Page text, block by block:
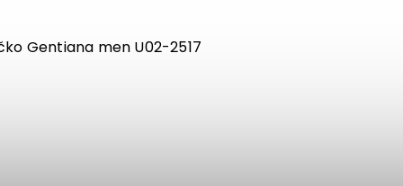
Gentiana men U02-2517